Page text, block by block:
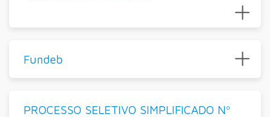
Fundeb
PROCESSO SELETIVO SIMPLIFICADO Nº